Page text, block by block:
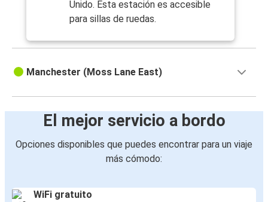
Unido. Esta estación es accesible
para sillas de ruedas.
Manchester (Moss Lane East)
El mejor servicio a bordo
Opciones disponibles que puedes encontrar para un viaje
más cómodo:
WiFi gratuito